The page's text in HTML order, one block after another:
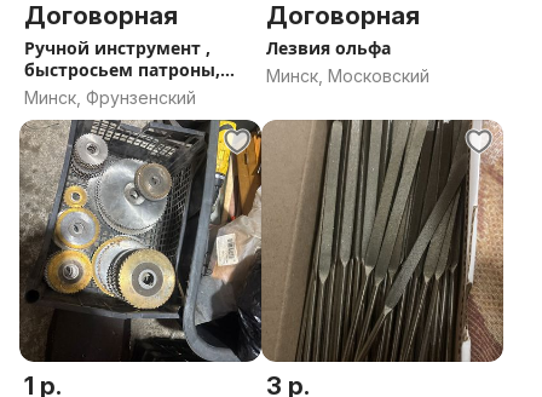
Договорная
Ручной инструмент ,
быстросьем патроны,
цанговый патрон
Минск, Фрунзенский
Договорная
Лезвия ольфа
Минск, Московский
1 р. 3 р.